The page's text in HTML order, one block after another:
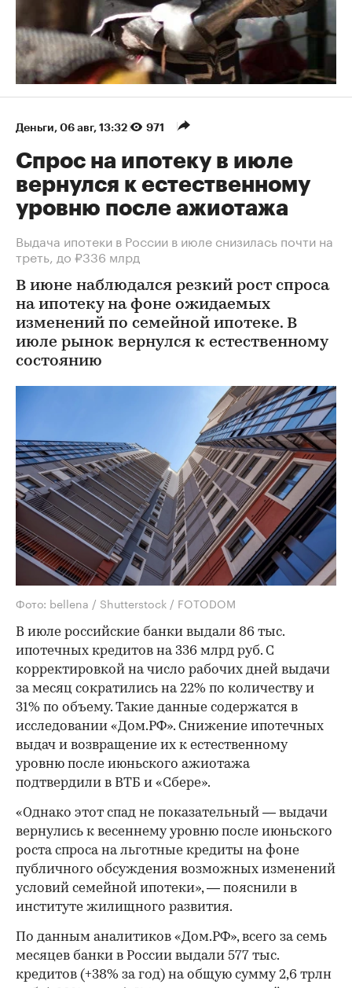
Деньги 06 авг, 13:32 971
Спрос на ипотеку в июле
вернулся к естественному
уровню после ажиотажа
Выдача ипотеки в России в июле снизилась почти на
треть, до ₽336 млрд
В июне наблюдался резкий рост спроса
на ипотеку на фоне ожидаемых
изменений по семейной ипотеке. В
июле рынок вернулся к естественному
состоянию
Фото: bellena / Shutterstock / FOTODOM
В июле российские банки выдали 86 тыс.
ипотечных кредитов на 336 млрд руб. С
корректировкой на число рабочих дней выдачи
за месяц сократились на 22% по количеству и
31% по объему. Такие данные содержатся в
исследовании «Дом.РФ». Снижение ипотечных
выдач и возвращение их к естественному
уровню после июньского ажиотажа
подтвердили в ВТБ и «Сбере».
«Однако этот спад не показательный — выдачи
вернулись к весеннему уровню после июньского
роста спроса на льготные кредиты на фоне
публичного обсуждения возможных изменений
условий семейной ипотеки», — пояснили в
институте жилищного развития.
По данным аналитиков «Дом.РФ», всего за семь
месяцев банки в России выдали 577 тыс.
кредитов (+38% за год) на общую сумму 2,6 трлн